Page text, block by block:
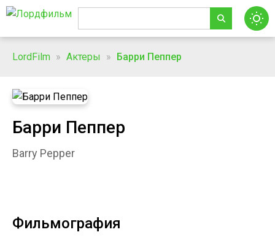
LordFilm » Актеры » Барри Пеппер
Барри Пеппер
Barry Pepper
Фильмография